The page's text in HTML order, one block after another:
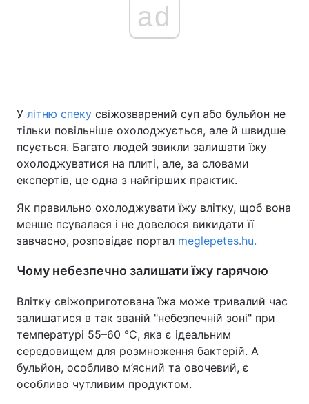
ad
У літню спеку свіжозварений суп або бульйон не
тільки повільніше охолоджується, але й швидше
псується. Багато людей звикли залишати їжу
охолоджуватися на плиті, але, за словами
експертів, це одна з найгірших практик.
Як правильно охолоджувати їжу влітку, щоб вона
менше псувалася і не довелося викидати її
завчасно, розповідає портал meglepetes.hu.
Чому небезпечно залишати їжу гарячою
Влітку свіжоприготована їжа може тривалий час
залишатися в так званій "небезпечній зоні" при
температурі 55–60 °C, яка є ідеальним
середовищем для розмноження бактерій. А
бульйон, особливо м’ясний та овочевий, є
особливо чутливим продуктом.